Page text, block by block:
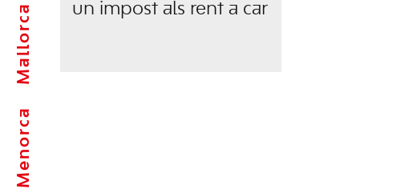
Menorca
Mallorca
un impost als rent a car